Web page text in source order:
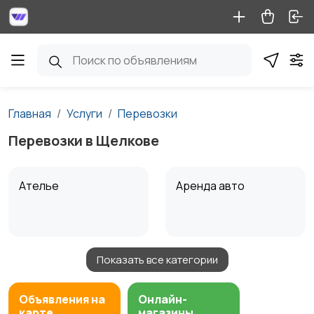
Главная Услуги Перевозки
Перевозки в Щелкове
Ателье Аренда авто
Аренда водного
транспорта
Аренда спецтехники
Показать все категории
Объявления на
Онлайн-